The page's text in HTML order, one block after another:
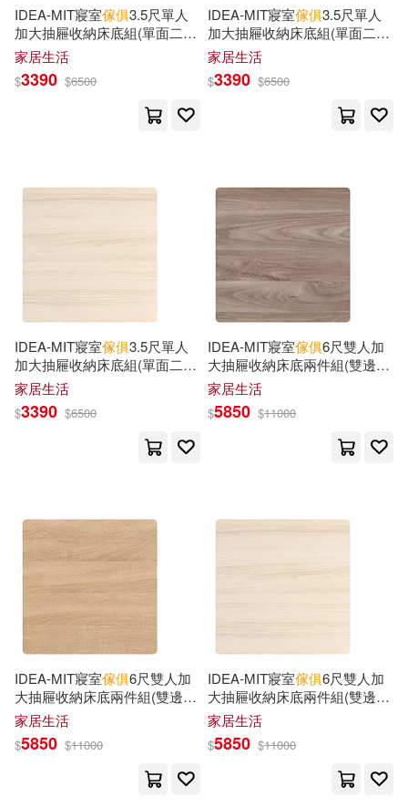
Francis(4)
Fred W. (Frederick William)(4)
Green(4)
Hama(4)
Haskell(4) Hayward(4)
Helen(4) Howard(4)
Jenny(4)
Jones(4)
Keith(4) Kelsey(4)
Kenny(4) Kerry(4)
Kevin(4) Kevin/ Waltz(4)
Li(4)
合肥工業大學出版社(6)
小熊出版(6) 希代(6)
高等教育出版社(6)
Trans-Atlantic Pubns(5)
Vitra Design Stiftung(5)
中國經濟出版社(5)
中國美術學院出版社(5)
人民美術出版社(5)
北京科學技術出版社(5)
同濟大學出版社(5)
IDEA-MIT寢室傢俱3.5尺單人
加大抽屜收納床底組(單面二抽/
運費另計) 面左/英倫核桃
家居生活
$3390 $6500
IDEA-MIT寢室傢俱3.5尺單人
加大抽屜收納床底組(單面二抽/
運費另計) 面右/英倫核桃
家居生活
$3390 $6500
IDEA-MIT寢室傢俱3.5尺單人
加大抽屜收納床底組(單面二抽/
運費另計) 面右/北歐橡木
家居生活
$3390 $6500
IDEA-MIT寢室傢俱6尺雙人加
大抽屜收納床底兩件組(雙邊四
抽/運費另計) 英倫核桃
家居生活
$5850 $11000
IDEA-MIT寢室傢俱6尺雙人加
大抽屜收納床底兩件組(雙邊四
抽/運費另計) 原切橡木
家居生活
$5850 $11000
IDEA-MIT寢室傢俱6尺雙人加
大抽屜收納床底兩件組(雙邊四
抽/運費另計) 北歐橡木
家居生活
$5850 $11000